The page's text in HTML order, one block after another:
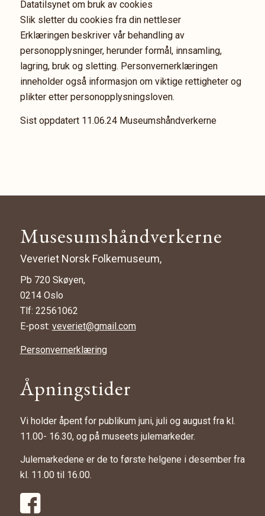
Datatilsynet om bruk av cookies
Slik sletter du cookies fra din nettleser
Erklæringen beskriver vår behandling av
personopplysninger, herunder formål, innsamling,
lagring, bruk og sletting. Personvernerklæringen
inneholder også informasjon om viktige rettigheter og
plikter etter personopplysningsloven.
Sist oppdatert 11.06.24 Museumshåndverkerne
Musesumshåndverkerne
Veveriet Norsk Folkemuseum,
Pb 720 Skøyen,
0214 Oslo
Tlf: 22561062
E-post: veveriet@gmail.com
Personvernerklæring
Åpningstider
Vi holder åpent for publikum juni, juli og august fra kl.
11.00- 16.30, og på museets julemarkeder.
Julemarkedene er de to første helgene i desember fra
kl. 11.00 til 16.00.